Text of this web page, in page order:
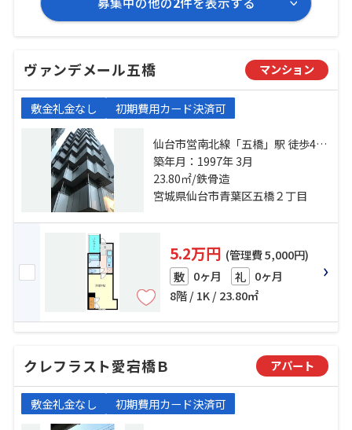
ヴァンデメール五橋 マンション
敷金礼金なし 初期費用カード決済可
仙台市営南北線「五橋」駅 徒歩4分
仙台市地下鉄東西線「宮城野通」
駅 徒歩18分 東北本線「仙台」駅 徒
歩18分
築年月：1997年 3月
23.80㎡/鉄骨造
宮城県仙台市青葉区五橋２丁目
5.2万円 (管理費 5,000円)
敷 0ヶ月 礼 0ヶ月
8階 / 1K / 23.80㎡
クレフラスト愛宕橋Ｂ アパート
敷金礼金なし 初期費用カード決済可